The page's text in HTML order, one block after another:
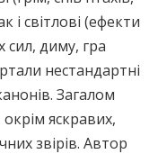
світлові (ефекти
сил, диму, гра
нестандартні
Загалом
яскравих,
звірів. Автор